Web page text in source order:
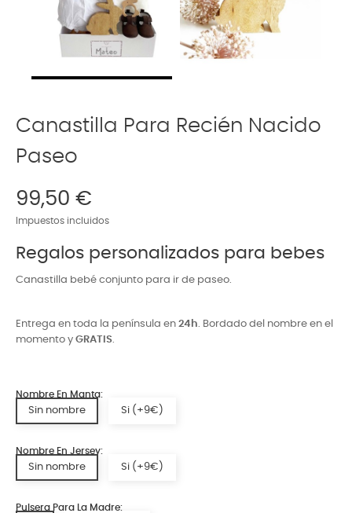
Canastilla Para Recién Nacido
Paseo
99,50 €
Impuestos incluidos
Regalos personalizados para bebes
Canastilla bebé conjunto para ir de paseo.
Entrega en toda la península en 24h. Bordado del nombre en el
momento y GRATIS.
Nombre En Manta:
Sin nombre Si (+9€)
Nombre En Jersey:
Sin nombre Si (+9€)
Pulsera Para La Madre: